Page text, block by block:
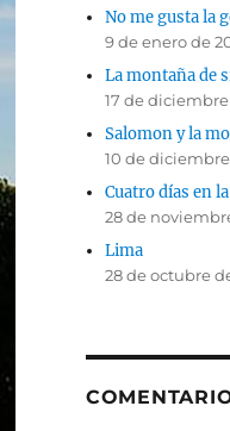
No me gusta la
9 de enero de
La montaña de
17 de
Salomon y la
10 de
Cuatro días en
28 de
Lima
28 de octubre